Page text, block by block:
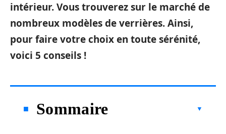
intérieur. Vous trouverez sur le marché de
nombreux modèles de verrières. Ainsi,
pour faire votre choix en toute sérénité,
voici 5 conseils !
Sommaire